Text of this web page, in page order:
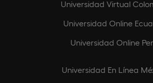
Universidad Virtual
Universidad Online
Universidad Online
Universidad En Línea